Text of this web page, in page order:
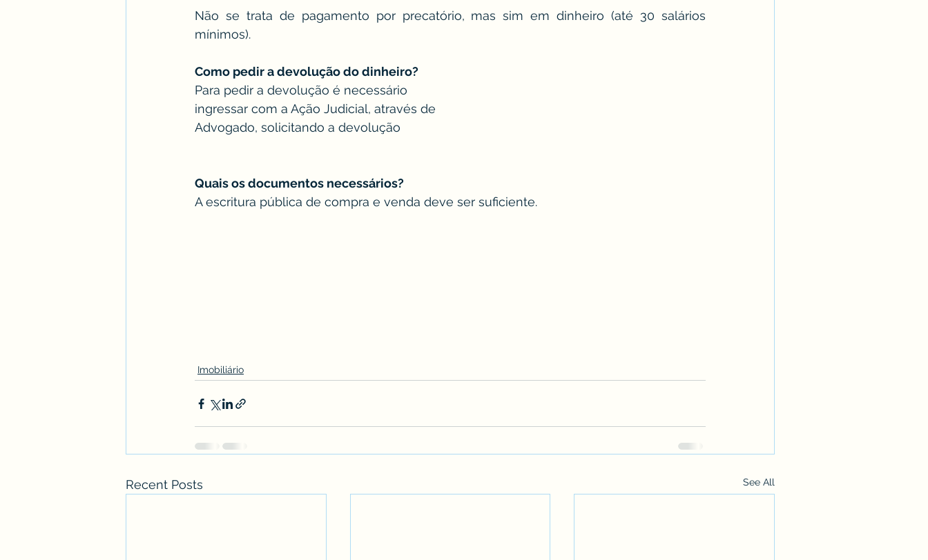
Não se trata de pagamento por precatório, mas sim em dinheiro (até 30 salários
mínimos).
Como pedir a devolução do dinheiro?
Para pedir a devolução é necessário
ingressar com a Ação Judicial, através de
Advogado, solicitando a devolução
Quais os documentos necessários?
A escritura pública de compra e venda deve ser suficiente.
Imobiliário
Recent Posts See All